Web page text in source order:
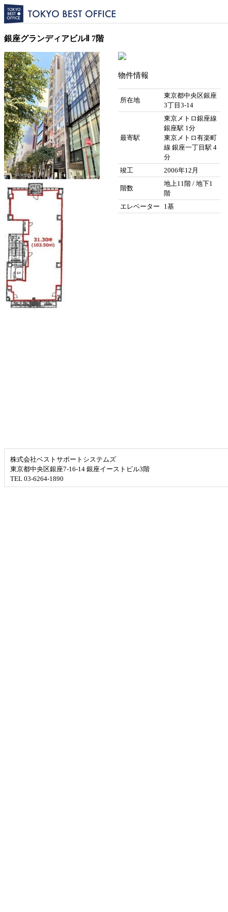
銀座グランディアビルⅡ 7階
物件情報
所在地
東京都中央区銀座
3丁目3-14
最寄駅
東京メトロ銀座線
銀座駅 1分
東京メトロ有楽町
線 銀座一丁目駅 4
分
竣工
2006年12月
階数
地上11階 / 地下1
階
エレベーター
1基
株式会社ベストサポートシステムズ
東京都中央区銀座7-16-14 銀座イーストビル3階
TEL 03-6264-1890